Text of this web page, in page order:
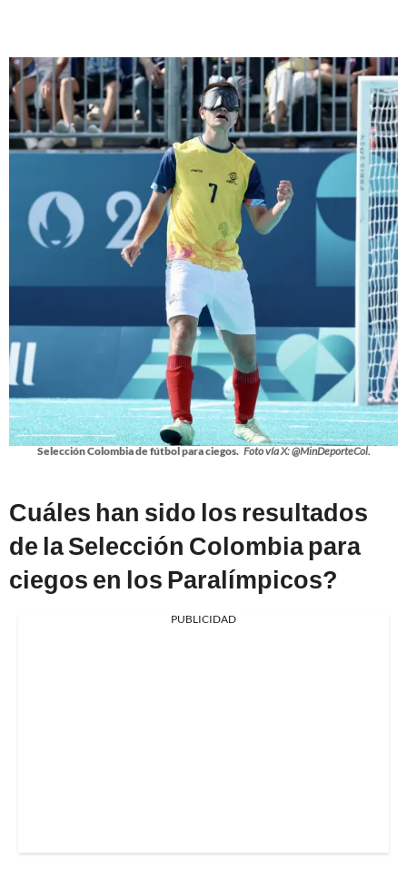
Selección Colombia de fútbol para ciegos. Foto vía X: @MinDeporteCol.
Cuáles han sido los resultados
de la Selección Colombia para
ciegos en los Paralímpicos?
PUBLICIDAD